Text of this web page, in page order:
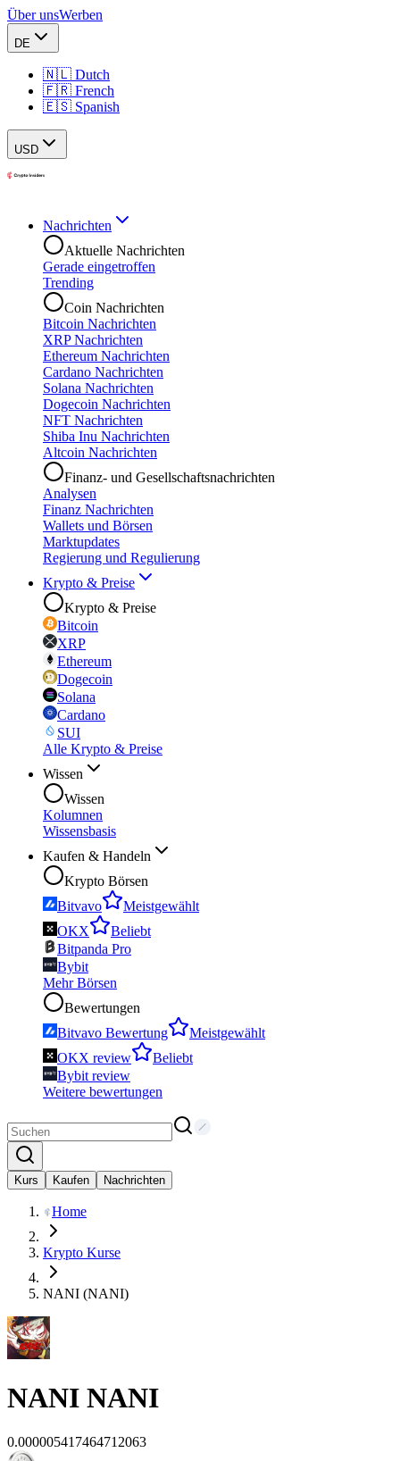
Über unsWerben
DE
🇳🇱 Dutch
🇫🇷 French
🇪🇸 Spanish
USD
Nachrichten
Aktuelle Nachrichten
Gerade eingetroffen
Trending
Coin Nachrichten
Bitcoin Nachrichten
XRP Nachrichten
Ethereum Nachrichten
Cardano Nachrichten
Solana Nachrichten
Dogecoin Nachrichten
NFT Nachrichten
Shiba Inu Nachrichten
Altcoin Nachrichten
Finanz- und Gesellschaftsnachrichten
Analysen
Finanz Nachrichten
Wallets und Börsen
Marktupdates
Regierung und Regulierung
Krypto & Preise
Krypto & Preise
Bitcoin
XRP
Ethereum
Dogecoin
Solana
Cardano
SUI
Alle Krypto & Preise
Wissen
Wissen
Kolumnen
Wissensbasis
Kaufen & Handeln
Krypto Börsen
Bitvavo
Meistgewählt
OKX
Beliebt
Bitpanda Pro
Bybit
Mehr Börsen
Bewertungen
Bitvavo Bewertung
Meistgewählt
OKX review
Beliebt
Bybit review
Weitere bewertungen
Kurs Kaufen Nachrichten
Home
Krypto Kurse
NANI (NANI)
NANI NANI
0.000005417464712063